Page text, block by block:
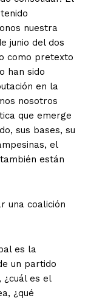
nuestra
junio del dos
como pretexto
han sido
en la
nosotros
que emerge
sus bases, su
el
están
una coalición
es la
un partido
es el
¿qué